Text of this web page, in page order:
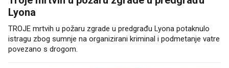
Lyona
TROJE mrtvih u požaru zgrade u predgrađu Lyona potaknulo
istragu zbog sumnje na organizirani kriminal i podmetanje vatre
povezano s drogom.